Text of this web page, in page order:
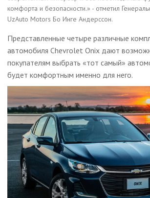
комфорта и безопасности.» - отметил
UzAuto Motors Бо Инге Андерссон.
Представленные четыре различные
автомобиля Chevrolet Onix дают
покупателям выбрать «тот самый»
будет комфортным именно для него.